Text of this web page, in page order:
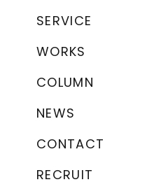
SERVICE
WORKS
COLUMN
NEWS
CONTACT
RECRUIT